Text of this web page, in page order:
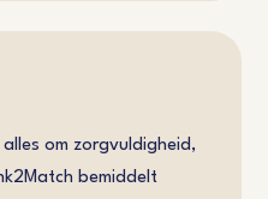
om zorgvuldigheid,
bemiddelt